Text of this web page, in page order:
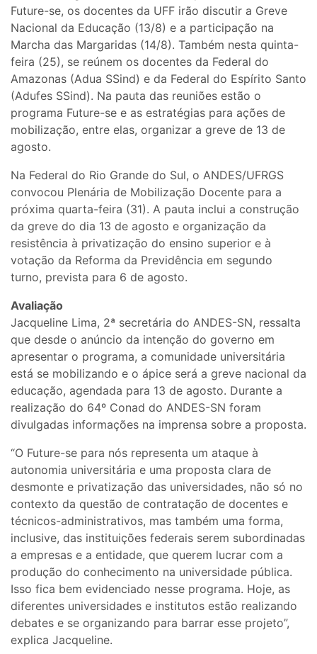
Future-se, os docentes da UFF irão discutir a Greve
Nacional da Educação (13/8) e a participação na
Marcha das Margaridas (14/8). Também nesta quinta-
feira (25), se reúnem os docentes da Federal do
Amazonas (Adua SSind) e da Federal do Espírito Santo
(Adufes SSind). Na pauta das reuniões estão o
programa Future-se e as estratégias para ações de
mobilização, entre elas, organizar a greve de 13 de
agosto.
Na Federal do Rio Grande do Sul, o ANDES/UFRGS
convocou Plenária de Mobilização Docente para a
próxima quarta-feira (31). A pauta inclui a construção
da greve do dia 13 de agosto e organização da
resistência à privatização do ensino superior e à
votação da Reforma da Previdência em segundo
turno, prevista para 6 de agosto.
Avaliação
Jacqueline Lima, 2ª secretária do ANDES-SN, ressalta
que desde o anúncio da intenção do governo em
apresentar o programa, a comunidade universitária
está se mobilizando e o ápice será a greve nacional da
educação, agendada para 13 de agosto. Durante a
realização do 64º Conad do ANDES-SN foram
divulgadas informações na imprensa sobre a proposta.
“O Future-se para nós representa um ataque à
autonomia universitária e uma proposta clara de
desmonte e privatização das universidades, não só no
contexto da questão de contratação de docentes e
técnicos-administrativos, mas também uma forma,
inclusive, das instituições federais serem subordinadas
a empresas e a entidade, que querem lucrar com a
produção do conhecimento na universidade pública.
Isso fica bem evidenciado nesse programa. Hoje, as
diferentes universidades e institutos estão realizando
debates e se organizando para barrar esse projeto”,
explica Jacqueline.